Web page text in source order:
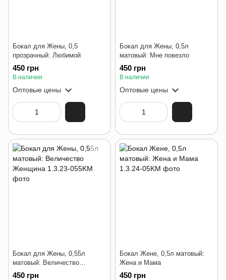
Бокал для Жены, 0,5
прозрачный: Любимой
450 грн
В наличии
Оптовые цены
Бокал для Жены, 0,5л
матовый: Мне повезло
450 грн
В наличии
Оптовые цены
Бокал для Жены, 0,55л
матовый: Величество
Женщина
450 грн
Бокал Жене, 0,5л матовый:
Жена и Мама
450 грн